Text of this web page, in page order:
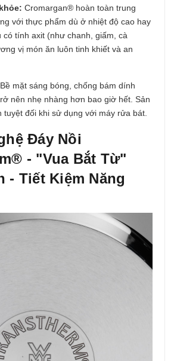
Cromargan® hoàn toàn trung
với thực phẩm dù ở nhiệt độ cao hay
có tính axit (như chanh, giấm, cà
vị món ăn luôn tinh khiết và an
Bề mặt sáng bóng, chống bám dính
nên nhẹ nhàng hơn bao giờ hết. Sản
tuyệt đối khi sử dụng với máy rửa bát.
Đáy Nồi
- "Vua Bắt Từ"
- Tiết Kiệm Năng